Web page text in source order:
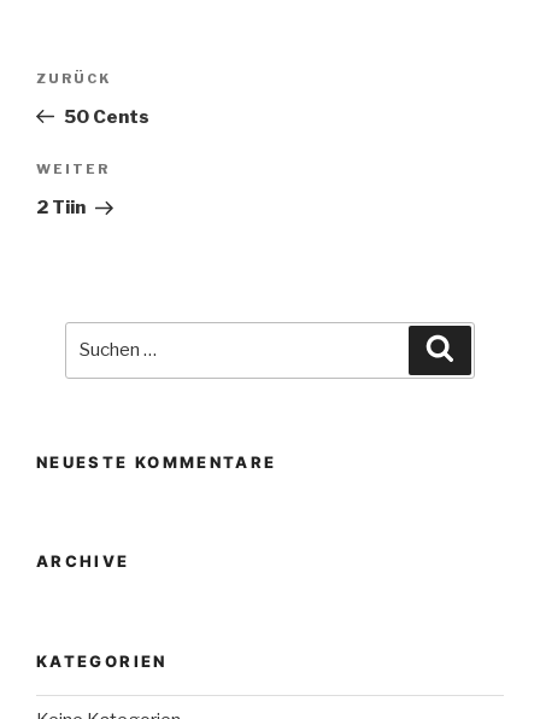
Beitrags-
Vorheriger
Beitrag
ZURÜCK
50 Cents
Nächster
Beitrag
WEITER
2 Tiin
NEUESTE KOMMENTARE
ARCHIVE
KATEGORIEN